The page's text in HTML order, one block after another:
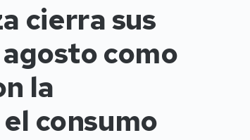
cierra sus
como
la
consumo